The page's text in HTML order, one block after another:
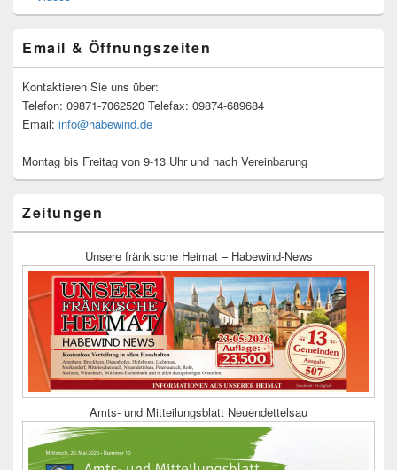
Email & Öffnungszeiten
Kontaktieren Sie uns über:
Telefon: 09871-7062520 Telefax: 09874-689684
Email: info@habewind.de
Montag bis Freitag von 9-13 Uhr und nach Vereinbarung
Zeitungen
Unsere fränkische Heimat – Habewind-News
Amts- und Mitteilungsblatt Neuendettelsau